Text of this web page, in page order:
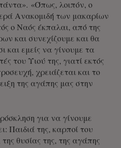
«Όπως, λοιπόν, ο
Ανακομιδή των μακαρίων
ο Ναός έκπαλαι, από της
και συνεχίζουμε και θα
και εμείς να γίνουμε τα
του Υιού της, γιατί εκτός
χρειάζεται και το
της αγάπης μας στην
για να γίνουμε
Παιδιά της, καρποί του
θυσίας της, της αγάπης